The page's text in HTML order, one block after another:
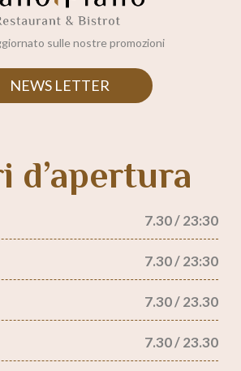
sulle nostre promozioni
NEWS LETTER
d’apertura
7.30 / 23:30
7.30 / 23:30
7.30 / 23.30
7.30 / 23.30